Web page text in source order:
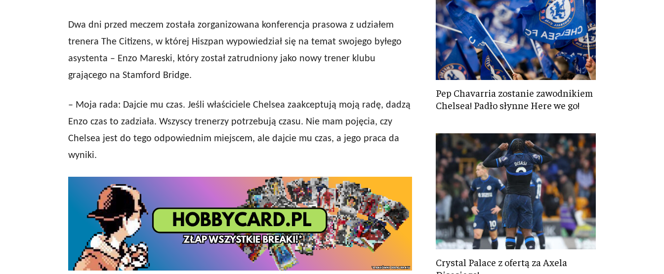
Dwa dni przed meczem została zorganizowana konferencja prasowa z udziałem
trenera The Citizens, w której Hiszpan wypowiedział się na temat swojego byłego
asystenta – Enzo Mareski, który został zatrudniony jako nowy trener klubu
grającego na Stamford Bridge.
– Moja rada: Dajcie mu czas. Jeśli właściciele Chelsea zaakceptują moją radę, dadzą
Enzo czas to zadziała. Wszyscy trenerzy potrzebują czasu. Nie mam pojęcia, czy
Chelsea jest do tego odpowiednim miejscem, ale dajcie mu czas, a jego praca da
wyniki.
Pep Chavarria zostanie zawodnikiem
Chelsea! Padło słynne Here we go!
Crystal Palace z ofertą za Axela